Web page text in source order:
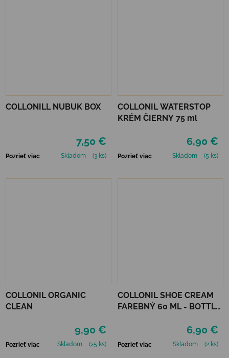
COLLONILL NUBUK BOX
7,50 €
Pozrieť viac Skladom (3 ks)
COLLONIL WATERSTOP
KRÉM ČIERNY 75 ml
6,90 €
Pozrieť viac Skladom (5 ks)
COLLONIL ORGANIC
CLEAN
9,90 €
Pozrieť viac Skladom (>5 ks)
COLLONIL SHOE CREAM
FAREBNÝ 60 ML - BOTTLE
6,90 €
Pozrieť viac Skladom (2 ks)